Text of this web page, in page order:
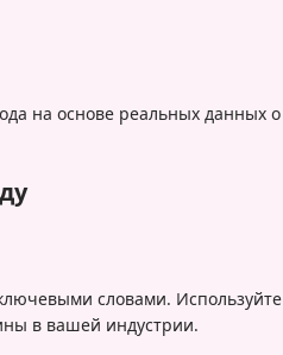
на основе реальных данных о
словами. Используйте
в вашей индустрии.